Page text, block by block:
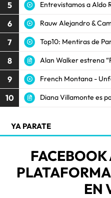
5 Entrevistamos a Aldo
6 Rauw Alejandro &
7 Top10: Mentiras de
8 Alan Walker estrena
9 French Montana -
10 Diana Villamonte es
YA PARATE
FACEBOOK
EN